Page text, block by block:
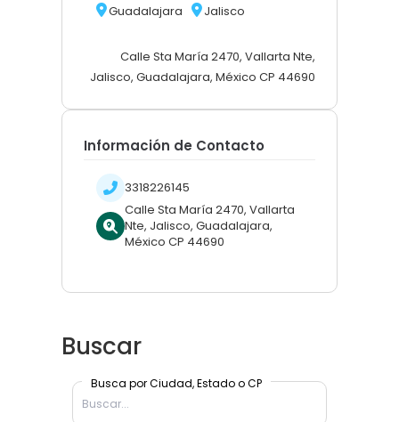
Guadalajara Jalisco
Calle Sta María 2470, Vallarta Nte,
Jalisco, Guadalajara, México CP 44690
Información de Contacto
3318226145
Calle Sta María 2470, Vallarta
Nte, Jalisco, Guadalajara,
México CP 44690
Buscar
Busca por Ciudad, Estado o CP